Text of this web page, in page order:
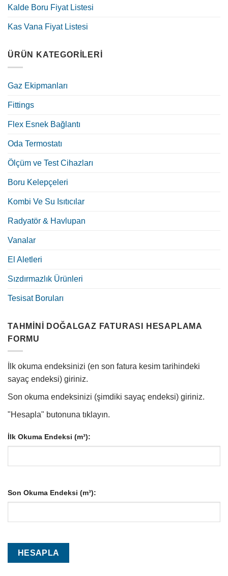
Kalde Boru Fiyat Listesi
Kas Vana Fiyat Listesi
ÜRÜN KATEGORILERI
Gaz Ekipmanları
Fittings
Flex Esnek Bağlantı
Oda Termostatı
Ölçüm ve Test Cihazları
Boru Kelepçeleri
Kombi Ve Su Isıtıcılar
Radyatör & Havlupan
Vanalar
El Aletleri
Sızdırmazlık Ürünleri
Tesisat Boruları
TAHMINI DOĞALGAZ FATURASI HESAPLAMA
FORMU
İlk okuma endeksinizi (en son fatura kesim tarihindeki
sayaç endeksi) giriniz.
Son okuma endeksinizi (şimdiki sayaç endeksi) giriniz.
"Hesapla" butonuna tıklayın.
İlk Okuma Endeksi (m³):
Son Okuma Endeksi (m³):